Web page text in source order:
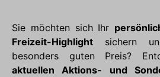
Sie möchten sich Ihr
Freizeit-Highlight sichern
besonders guten Preis?
aktuellen Aktions- und